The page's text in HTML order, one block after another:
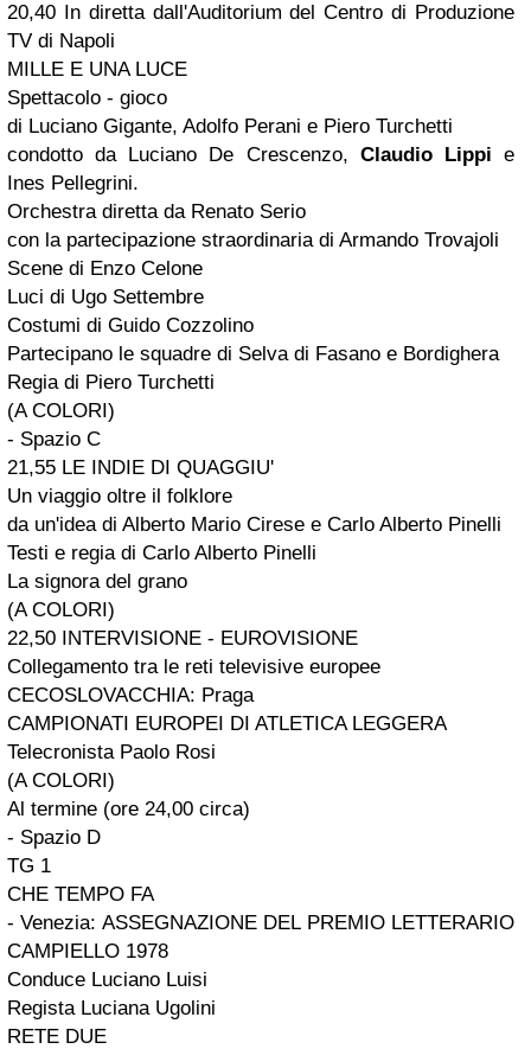
20,40 In diretta dall'Auditorium del Centro di Produzione
TV di Napoli
MILLE E UNA LUCE
Spettacolo - gioco
di Luciano Gigante, Adolfo Perani e Piero Turchetti
condotto da Luciano De Crescenzo, Claudio Lippi e
Ines Pellegrini.
Orchestra diretta da Renato Serio
con la partecipazione straordinaria di Armando Trovajoli
Scene di Enzo Celone
Luci di Ugo Settembre
Costumi di Guido Cozzolino
Partecipano le squadre di Selva di Fasano e Bordighera
Regia di Piero Turchetti
(A COLORI)
- Spazio C
21,55 LE INDIE DI QUAGGIU'
Un viaggio oltre il folklore
da un'idea di Alberto Mario Cirese e Carlo Alberto Pinelli
Testi e regia di Carlo Alberto Pinelli
La signora del grano
(A COLORI)
22,50 INTERVISIONE - EUROVISIONE
Collegamento tra le reti televisive europee
CECOSLOVACCHIA: Praga
CAMPIONATI EUROPEI DI ATLETICA LEGGERA
Telecronista Paolo Rosi
(A COLORI)
Al termine (ore 24,00 circa)
- Spazio D
TG 1
CHE TEMPO FA
- Venezia: ASSEGNAZIONE DEL PREMIO LETTERARIO
CAMPIELLO 1978
Conduce Luciano Luisi
Regista Luciana Ugolini
RETE DUE